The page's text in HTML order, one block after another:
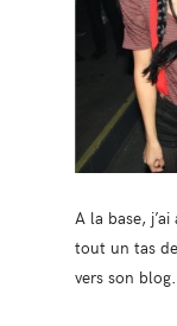
A la base,
tout un tas
vers son blog.